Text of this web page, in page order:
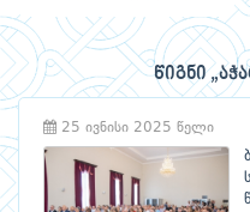
წიგნი
25 ივნისი 2025 წელი